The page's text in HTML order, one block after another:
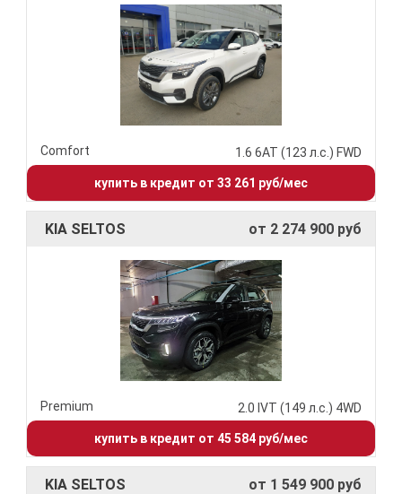
Comfort 1.6 6АТ (123 л.с.) FWD
купить в кредит от 33 261 руб/мес
KIA SELTOS от 2 274 900 руб
Premium 2.0 IVT (149 л.с.) 4WD
купить в кредит от 45 584 руб/мес
KIA SELTOS от 1 549 900 руб